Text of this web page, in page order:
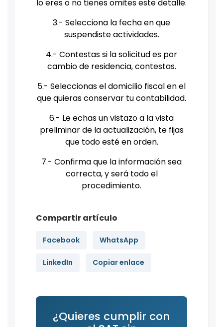
lo eres o no tienes omites este detalle.
3.- Selecciona la fecha en que
suspendiste actividades.
4.- Contestas si la solicitud es por
cambio de residencia, contestas.
5.- Seleccionas el domicilio fiscal en el
que quieras conservar tu contabilidad.
6.- Le echas un vistazo a la vista
preliminar de la actualización, te fijas
que todo esté en orden.
7.- Confirma que la información sea
correcta, y será todo el
procedimiento.
Compartir artículo
Facebook WhatsApp
LinkedIn Copiar enlace
¿Quieres cumplir con